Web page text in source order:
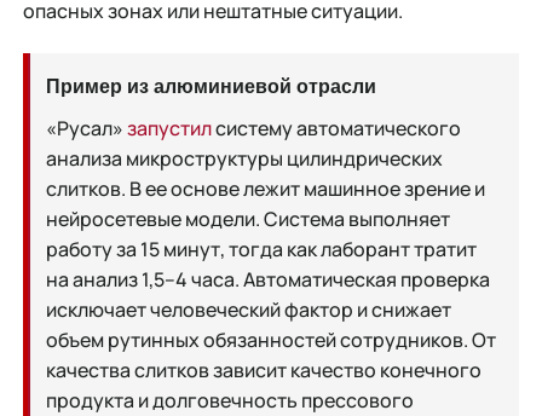
опасных зонах или нештатные ситуации.
Пример из алюминиевой отрасли
«Русал»запустилсистему автоматического
анализа микроструктуры цилиндрических
слитков. В ее основе лежит машинное зрение и
нейросетевые модели. Система выполняет
работу за 15 минут, тогда как лаборант тратит
на анализ 1,5–4 часа. Автоматическая проверка
исключает человеческий фактор и снижает
объем рутинных обязанностей сотрудников. От
качества слитков зависит качество конечного
продукта и долговечность прессового